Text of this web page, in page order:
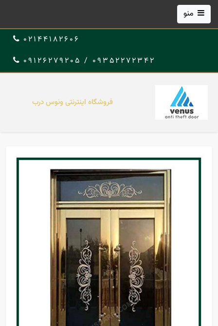
منو
02144182606
09352272342 / 09126279205
فروشگاه اینترنتی ونوس درب